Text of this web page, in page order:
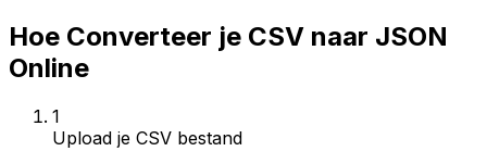
Hoe Converteer je CSV naar JSON
Online
1
Upload je CSV bestand